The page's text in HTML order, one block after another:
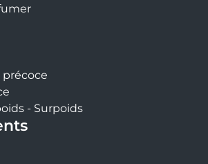
précoce
- Surpoids